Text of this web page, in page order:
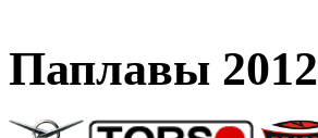
Паплавы 2012